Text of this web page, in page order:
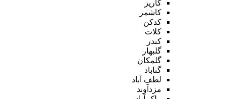
کاریز
کاشمر
کدکن
کلات
کندر
گلبهار
گلمکان
گناباد
لطف آباد
مزدآوند